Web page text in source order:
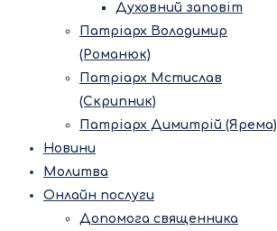
Духовний заповіт
Патріарх Володимир
(Романюк)
Патріарх Мстислав
(Скрипник)
Патріарх Димитрій (Ярема)
Новини
Молитва
Онлайн послуги
Допомога священника